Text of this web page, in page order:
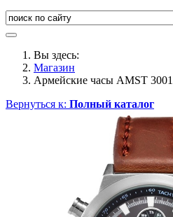
Вы здесь:
Магазин
Армейские часы AMST 3001
Вернуться к: Полный каталог